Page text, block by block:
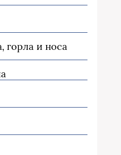
горла и носа